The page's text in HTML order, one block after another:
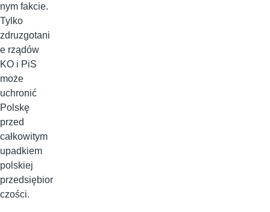
nym fakcie.
Tylko
zdruzgotani
e rządów
KO i PiS
może
uchronić
Polskę
przed
całkowitym
upadkiem
polskiej
przedsiębior
czości.